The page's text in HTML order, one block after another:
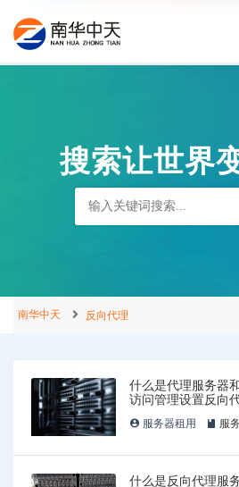
搜索让世界
南华中天 反向代理
什么是代理服务器
访问管理设置反向
服务器租用 服
什么是反向代理服